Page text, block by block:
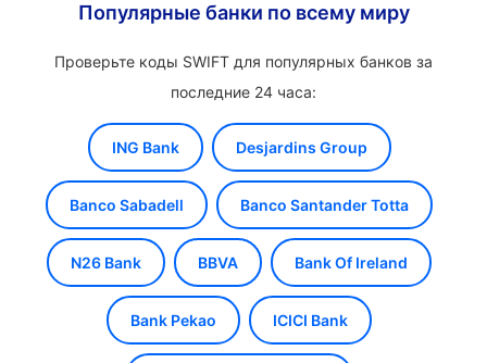
Популярные банки по всему миру
Проверьте коды SWIFT для популярных банков за
последние 24 часа:
ING Bank Desjardins Group
Banco Sabadell Banco Santander Totta
N26 Bank BBVA Bank Of Ireland
Bank Pekao ICICI Bank